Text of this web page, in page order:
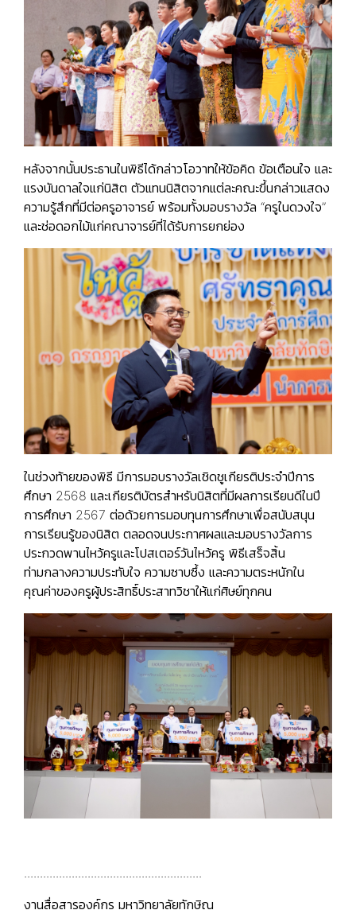
หลังจากนั้นประธานในพิธีได้กล่าวโอวาทให้ข้อคิด ข้อเตือนใจ และ
แรงบันดาลใจแก่นิสิต ตัวแทนนิสิตจากแต่ละคณะขึ้นกล่าวแสดง
ความรู้สึกที่มีต่อครูอาจารย์ พร้อมทั้งมอบรางวัล “ครูในดวงใจ”
และช่อดอกไม้แก่คณาจารย์ที่ได้รับการยกย่อง
ในช่วงท้ายของพิธี มีการมอบรางวัลเชิดชูเกียรติประจำปีการ
ศึกษา 2568 และเกียรติบัตรสำหรับนิสิตที่มีผลการเรียนดีในปี
การศึกษา 2567 ต่อด้วยการมอบทุนการศึกษาเพื่อสนับสนุน
การเรียนรู้ของนิสิต ตลอดจนประกาศผลและมอบรางวัลการ
ประกวดพานไหว้ครูและโปสเตอร์วันไหว้ครู พิธีเสร็จสิ้น
ท่ามกลางความประทับใจ ความซาบซึ้ง และความตระหนักใน
คุณค่าของครูผู้ประสิทธิ์ประสาทวิชาให้แก่ศิษย์ทุกคน
........................................................
งานสื่อสารองค์กร มหาวิทยาลัยทักษิณ